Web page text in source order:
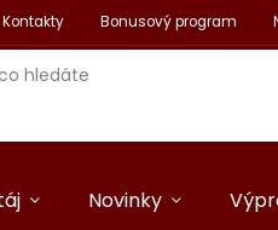
Kontakty Bonusový program
Novinky